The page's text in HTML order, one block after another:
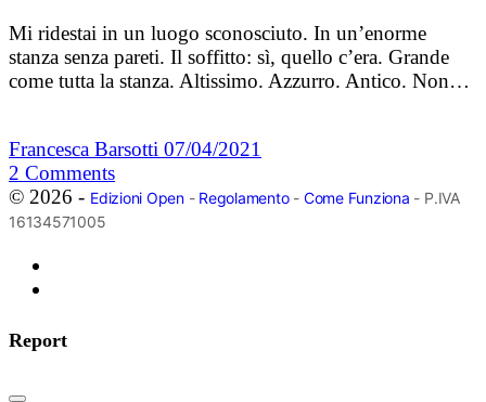
Mi ridestai in un luogo sconosciuto. In un’enorme
stanza senza pareti. Il soffitto: sì, quello c’era. Grande
come tutta la stanza. Altissimo. Azzurro. Antico. Non…
Francesca Barsotti 07/04/2021
2 Comments
© 2026 - Edizioni Open- Regolamento- Come Funziona - P.IVA
16134571005
Report